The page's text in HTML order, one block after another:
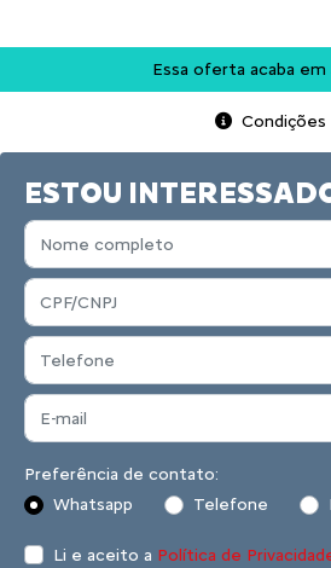
Essa oferta acaba em
Condições
ESTOU
Preferência de contato:
Whatsapp
Telefone
Li e aceito a Política de